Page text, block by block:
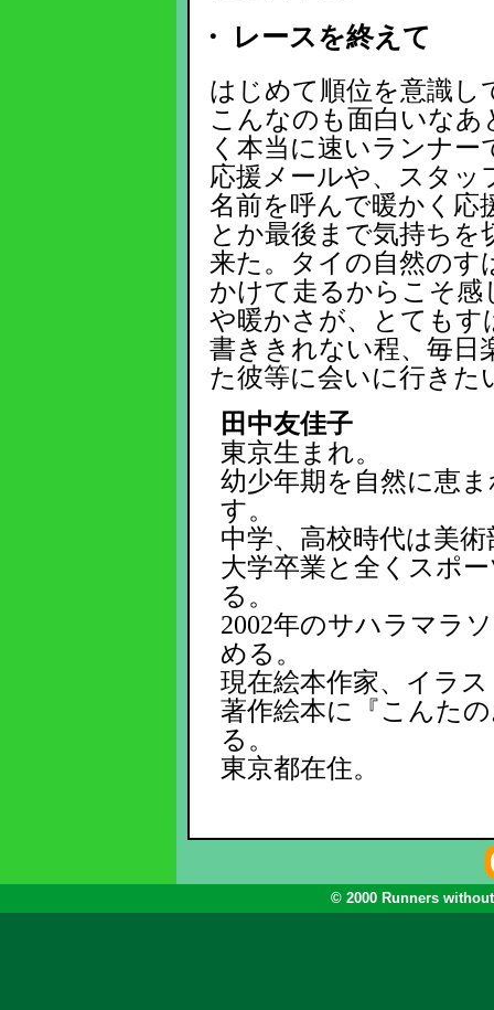
・ レースを終えて
はじめて順位を意識し
こんなのも面白いなあ
く本当に速いランナ
応援メールや、スタッ
名前を呼んで暖かく応
とか最後まで気持ち
来た。タイの自然のす
かけて走るからこそ
や暖かさが、とても
書ききれない程、毎日
た彼等に会いに行きた
田中友佳子
東京生まれ。
幼少年期を自然に恵
す。
中学、高校時代は美
大学卒業と全くスポ
る。
2002年のサハラマラ
める。
現在絵本作家、イラ
著作絵本に『こんた
る。
東京都在住。
© 2000 Runners